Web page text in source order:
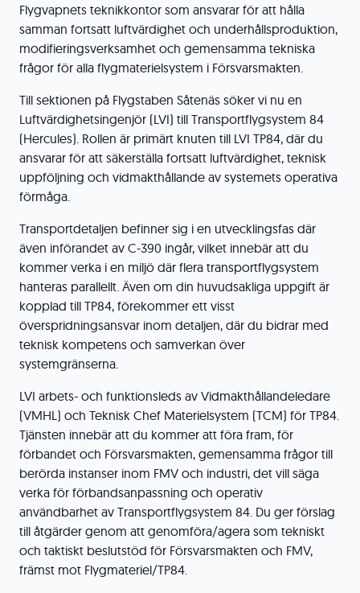
Flygvapnets teknikkontor som ansvarar för att hålla
samman fortsatt luftvärdighet och underhållsproduktion,
modifieringsverksamhet och gemensamma tekniska
frågor för alla flygmaterielsystem i Försvarsmakten.
Till sektionen på Flygstaben Såtenäs söker vi nu en
Luftvärdighetsingenjör (LVI) till Transportflygsystem 84
(Hercules). Rollen är primärt knuten till LVI TP84, där du
ansvarar för att säkerställa fortsatt luftvärdighet, teknisk
uppföljning och vidmakthållande av systemets operativa
förmåga.
Transportdetaljen befinner sig i en utvecklingsfas där
även införandet av C-390 ingår, vilket innebär att du
kommer verka i en miljö där flera transportflygsystem
hanteras parallellt. Även om din huvudsakliga uppgift är
kopplad till TP84, förekommer ett visst
överspridningsansvar inom detaljen, där du bidrar med
teknisk kompetens och samverkan över
systemgränserna.
LVI arbets- och funktionsleds av Vidmakthållandeledare
(VMHL) och Teknisk Chef Materielsystem (TCM) för TP84.
Tjänsten innebär att du kommer att föra fram, för
förbandet och Försvarsmakten, gemensamma frågor till
berörda instanser inom FMV och industri, det vill säga
verka för förbandsanpassning och operativ
användbarhet av Transportflygsystem 84. Du ger förslag
till åtgärder genom att genomföra/agera som tekniskt
och taktiskt beslutstöd för Försvarsmakten och FMV,
främst mot Flygmateriel/TP84.